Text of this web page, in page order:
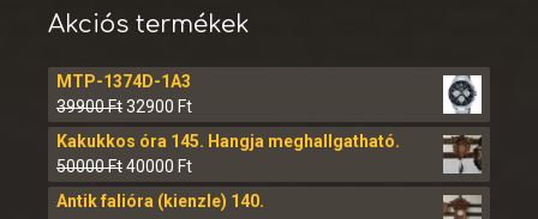
Akciós termékek
MTP-1374D-1A3
39900Ft32900 Ft
Kakukkos óra 145. Hangja meghallgatható.
50000Ft40000 Ft
Antik falióra (kienzle) 140.